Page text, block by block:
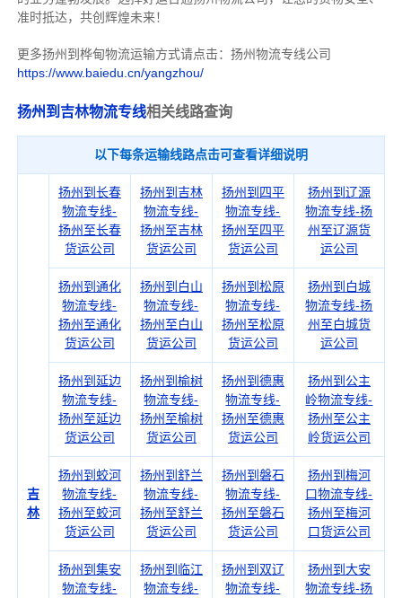
准时抵达，共创辉煌未来！
更多扬州到桦甸物流运输方式请点击：扬州物流专线公司
https://www.baiedu.cn/yangzhou/
扬州到吉林物流专线相关线路查询
以下每条运输线路点击可查看详细说明
吉
林
扬州到长春
物流专线-
扬州至长春
货运公司
扬州到吉林
物流专线-
扬州至吉林
货运公司
扬州到四平
物流专线-
扬州至四平
货运公司
扬州到辽源
物流专线-扬
州至辽源货
运公司
扬州到通化
物流专线-
扬州至通化
货运公司
扬州到白山
物流专线-
扬州至白山
货运公司
扬州到松原
物流专线-
扬州至松原
货运公司
扬州到白城
物流专线-扬
州至白城货
运公司
扬州到延边
物流专线-
扬州至延边
货运公司
扬州到榆树
物流专线-
扬州至榆树
货运公司
扬州到德惠
物流专线-
扬州至德惠
货运公司
扬州到公主
岭物流专线-
扬州至公主
岭货运公司
扬州到蛟河
物流专线-
扬州至蛟河
货运公司
扬州到舒兰
物流专线-
扬州至舒兰
货运公司
扬州到磐石
物流专线-
扬州至磐石
货运公司
扬州到梅河
口物流专线-
扬州至梅河
口货运公司
扬州到集安
物流专线-
扬州到临江
物流专线-
扬州到双辽
物流专线-
扬州到大安
物流专线-扬